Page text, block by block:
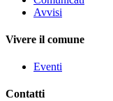
Avvisi
Vivere il comune
Eventi
Contatti